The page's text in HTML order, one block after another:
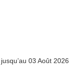
03 Août 2026